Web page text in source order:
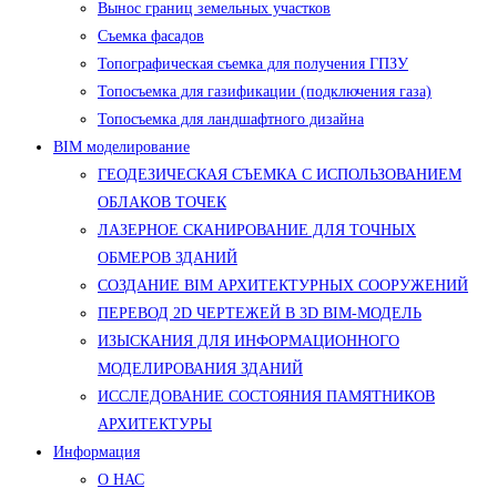
Вынос границ земельных участков
Съемка фасадов
Топографическая съемка для получения ГПЗУ
Топосъемка для газификации (подключения газа)
Топосъемка для ландшафтного дизайна
BIM моделирование
ГЕОДЕЗИЧЕСКАЯ СЪЕМКА С ИСПОЛЬЗОВАНИЕМ
ОБЛАКОВ ТОЧЕК
ЛАЗЕРНОЕ СКАНИРОВАНИЕ ДЛЯ ТОЧНЫХ
ОБМЕРОВ ЗДАНИЙ
СОЗДАНИЕ BIM АРХИТЕКТУРНЫХ СООРУЖЕНИЙ
ПЕРЕВОД 2D ЧЕРТЕЖЕЙ В 3D BIM-МОДЕЛЬ
ИЗЫСКАНИЯ ДЛЯ ИНФОРМАЦИОННОГО
МОДЕЛИРОВАНИЯ ЗДАНИЙ
ИССЛЕДОВАНИЕ СОСТОЯНИЯ ПАМЯТНИКОВ
АРХИТЕКТУРЫ
Информация
О НАС